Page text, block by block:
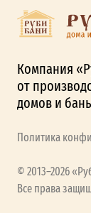
Компания
от
домов и
Политика
© 2013–2026
Все права